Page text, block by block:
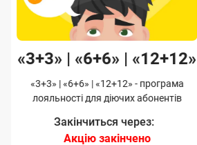
«3+3» | «6+6» | «12+12»
«3+3» | «6+6» | «12+12» - програма
лояльності для діючих абонентів
Закінчиться через:
Акцію закінчено